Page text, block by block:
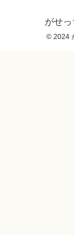
がせ
© 2024